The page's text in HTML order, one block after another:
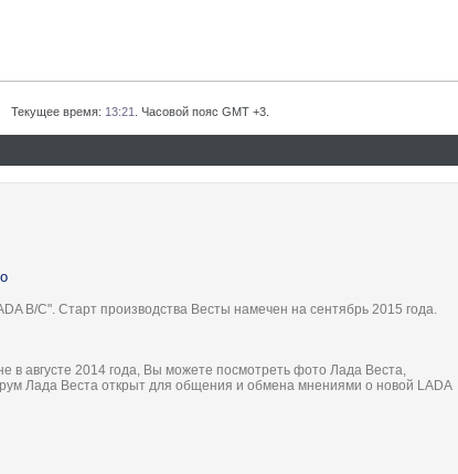
Текущее время: 13:21 . Часовой пояс GMT +3.
B/C". Старт производства Весты намечен на сентябрь 2015 года.
в августе 2014 года, Вы можете посмотреть фото Лада Веста,
Лада Веста открыт для общения и обмена мнениями о новой LADA